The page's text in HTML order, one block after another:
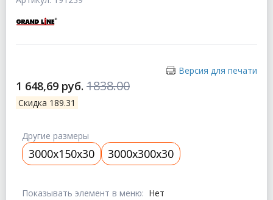
Версия для печати
1 648,69 руб. 1838.00
Скидка 189.31
Показывать элемент в меню: Нет
Другие размеры
3000x150x30 3000x300x30